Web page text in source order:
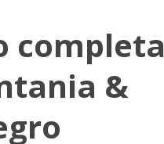
completa
&